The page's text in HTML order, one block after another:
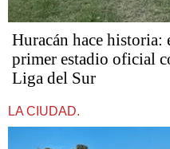
Huracán hace
primer estadio oficial
Liga del Sur
LA CIUDAD.